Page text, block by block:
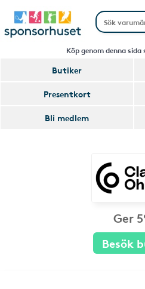
Köp genom denna
Butiker
Presentkort
Bli medlem
Ger
Besök